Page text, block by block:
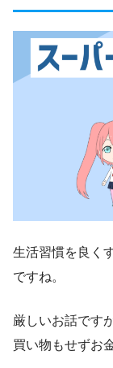
生活習慣を良く
ですね。
厳しいお話です
買い物もせずお